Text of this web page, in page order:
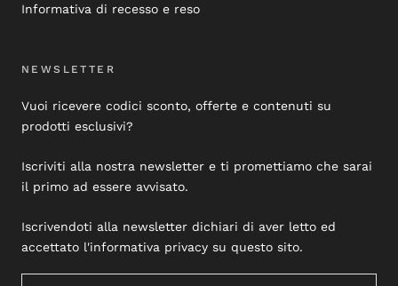
Informativa di recesso e reso
NEWSLETTER
Vuoi ricevere codici sconto, offerte e contenuti su
prodotti esclusivi?
Iscriviti alla nostra newsletter e ti promettiamo che sarai
il primo ad essere avvisato.
Iscrivendoti alla newsletter dichiari di aver letto ed
accettato l'informativa privacy su questo sito.